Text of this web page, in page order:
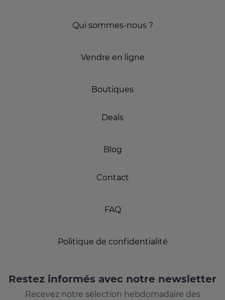
Qui sommes-nous ?
Vendre en ligne
Boutiques
Deals
Blog
Contact
FAQ
Politique de confidentialité
Restez informés avec notre newsletter
Recevez notre sélection hebdomadaire des